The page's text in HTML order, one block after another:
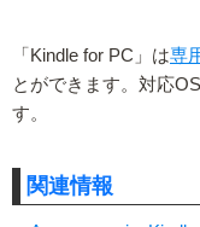
「Kindle for PC」は専
とができます。対応
す。
関連情報